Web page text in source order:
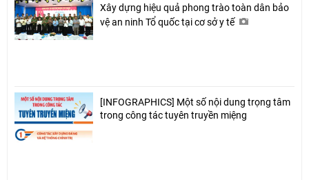
Xây dựng hiệu quả phong trào toàn dân bảo
vệ an ninh Tổ quốc tại cơ sở y tế
[INFOGRAPHICS] Một số nội dung trọng tâm
trong công tác tuyên truyền miệng